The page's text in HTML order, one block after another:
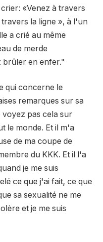
«Venez à travers
la ligne », à l'un
a crié au même
de merde
brûler en enfer."
qui concerne le
remarques sur sa
pas cela sur
le monde. Et il m'a
de ma coupe de
du KKK. Et il l'a
je me suis
ce que j'ai fait, ce que
sa sexualité ne me
et je me suis